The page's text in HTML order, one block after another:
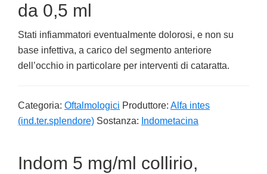
da 0,5 ml
Stati infiammatori eventualmente dolorosi, e non su
base infettiva, a carico del segmento anteriore
dell’occhio in particolare per interventi di cataratta.
Categoria: Oftalmologici Produttore: Alfa intes
(ind.ter.splendore) Sostanza: Indometacina
Indom 5 mg/ml collirio,